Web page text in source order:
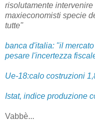
risolutamente
maxieconomisti specie
tutte"
banca d'italia: "il
pesare l'incertezza
Ue-18:calo costruzioni
Istat, indice produzione
Vabbè...